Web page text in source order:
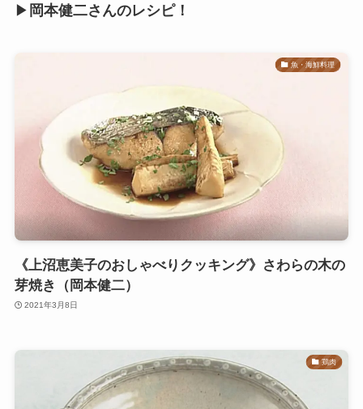
▶ 岡本健二さんのレシピ！
魚・海鮮料理
《上沼恵美子のおしゃべりクッキング》さわらの木の
芽焼き（岡本健二）
2021年3月8日
鶏肉